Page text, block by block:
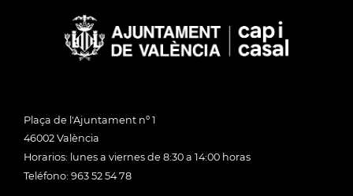
Plaça de l'Ajuntament nº 1
46002 València
Horarios: lunes a viernes de 8:30 a 14:00 horas
Teléfono: 963 52 54 78